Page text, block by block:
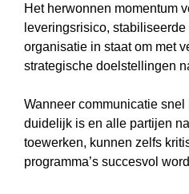
Het herwonnen momentum
leveringsrisico,
organisatie in staat om met
strategische doelstellingen
Wanneer communicatie
duidelijk is en alle partijen
toewerken, kunnen zelfs
programma’s succesvol